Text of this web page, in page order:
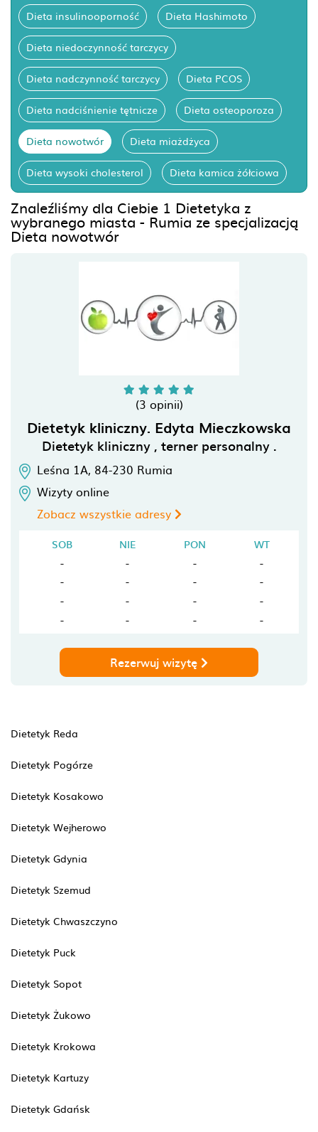
Dieta insulinooporność Dieta Hashimoto
Dieta niedoczynność tarczycy
Dieta nadczynność tarczycy Dieta PCOS
Dieta nadciśnienie tętnicze Dieta osteoporoza
Dieta nowotwór Dieta miażdżyca
Dieta wysoki cholesterol Dieta kamica żółciowa
Znaleźliśmy dla Ciebie 1 Dietetyka z
wybranego miasta - Rumia ze specjalizacją
Dieta nowotwór
(3 opinii)
Dietetyk kliniczny. Edyta Mieczkowska
Dietetyk kliniczny , terner personalny .
Leśna 1A, 84-230 Rumia
Wizyty online
Zobacz wszystkie adresy
SOB NIE PON
WT
-
- -
-
-
- -
-
-
- -
-
-
- - -
Rezerwuj wizytę
Dietetyk Reda
Dietetyk Pogórze
Dietetyk Kosakowo
Dietetyk Wejherowo
Dietetyk Gdynia
Dietetyk Szemud
Dietetyk Chwaszczyno
Dietetyk Puck
Dietetyk Sopot
Dietetyk Żukowo
Dietetyk Krokowa
Dietetyk Kartuzy
Dietetyk Gdańsk